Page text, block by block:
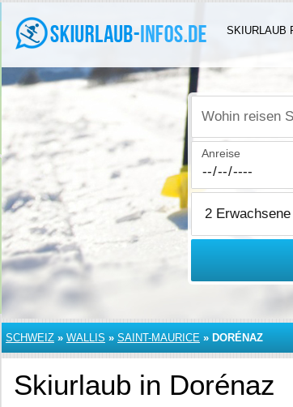
SKIURLAUB
Wohin reisen
Anreise
SCHWEIZ » WALLIS » SAINT-MAURICE » DORÉNAZ
Skiurlaub in Dorénaz